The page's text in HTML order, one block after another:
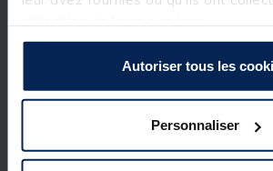
Autoriser tous les
Personnaliser
Plusieurs poches extérieures pour un
Spécifications